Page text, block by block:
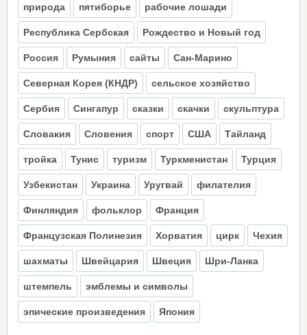
природа пятиборье рабочие лошади
Республика Сербская Рождество и Новый год
Россия Румыния сайты Сан-Марино
Северная Корея (КНДР) сельское хозяйство
Сербия Сингапур сказки скачки скульптура
Словакия Словения спорт США Тайланд
тройка Тунис туризм Туркменистан Турция
Узбекистан Украина Уругвай филателия
Финляндия фольклор Франция
Французская Полинезия Хорватия цирк Чехия
шахматы Швейцария Швеция Шри-Ланка
штемпель эмблемы и символы
эпические произведения Япония